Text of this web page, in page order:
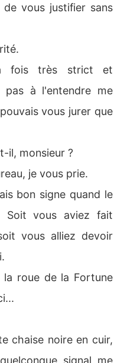
vous justifier sans
fois très strict et
pas à l'entendre me
vous jurer que
il, monsieur ?
je vous prie.
bon signe quand le
Soit vous aviez fait
vous alliez devoir
la roue de la Fortune
chaise noire en cuir,
signal me